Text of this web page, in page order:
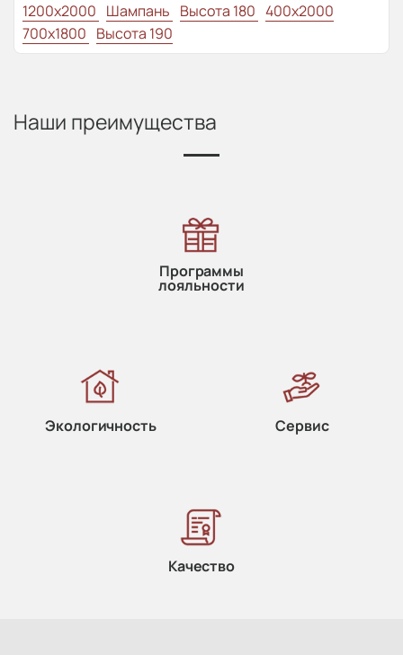
1200x2000 Шампань Высота 180 400x2000
700x1800 Высота 190
Наши преимущества
Программы
лояльности
Экологичность Сервис
Качество